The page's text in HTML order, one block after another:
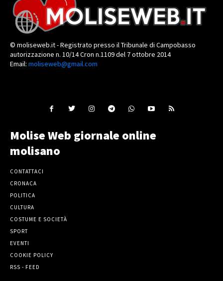
© moliseweb.it - Registrato presso il Tribunale di Campobasso
autorizzazione n. 10/14 Cron n.1109 del 7 ottobre 2014
Email: moliseweb@gmail.com
Molise Web giornale online
molisano
CONTATTACI
CRONACA
POLITICA
CULTURA
COSTUME E SOCIETÀ
SPORT
EVENTI
COOKIE POLICY
RSS - FEED